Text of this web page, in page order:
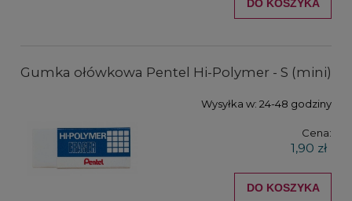
DO KOSZYKA
Gumka ołówkowa Pentel Hi-Polymer - S (mini)
Wysyłka w: 24-48 godziny
Cena:
1,90 zł
DO KOSZYKA